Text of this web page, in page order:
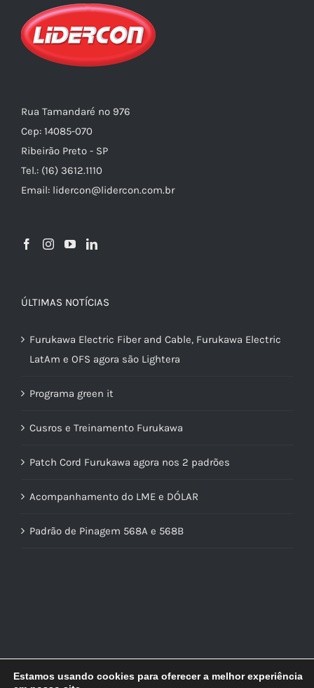
Rua Tamandaré nº 976
Cep: 14085-070
Ribeirão Preto - SP
Tel.: (16) 3612.1110
Email: lidercon@lidercon.com.br
ÚLTIMAS NOTÍCIAS
Furukawa Electric Fiber and Cable, Furukawa Electric
LatAm e OFS agora são Lightera
Programa green it
Cusros e Treinamento Furukawa
Patch Cord Furukawa agora nos 2 padrões
Acompanhamento do LME e DÓLAR
Padrão de Pinagem 568A e 568B
Estamos usando cookies para oferecer a melhor experiência